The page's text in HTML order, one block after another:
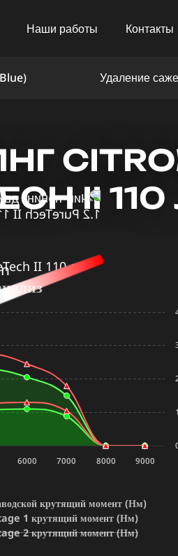
Наши работы Контакты
Удаление
II
крутящий момент (Нм)
1 крутящий момент (Нм)
2 крутящий момент (Нм)
6000 7000 8000 9000